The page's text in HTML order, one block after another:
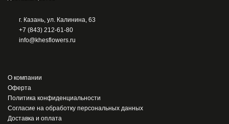
г. Казань, ул. Калинина, 63
+7 (843) 212-61-80
info@khesflowers.ru
О компании
Оферта
Политика конфиденциальности
Согласие на обработку персональных данных
Доставка и оплата